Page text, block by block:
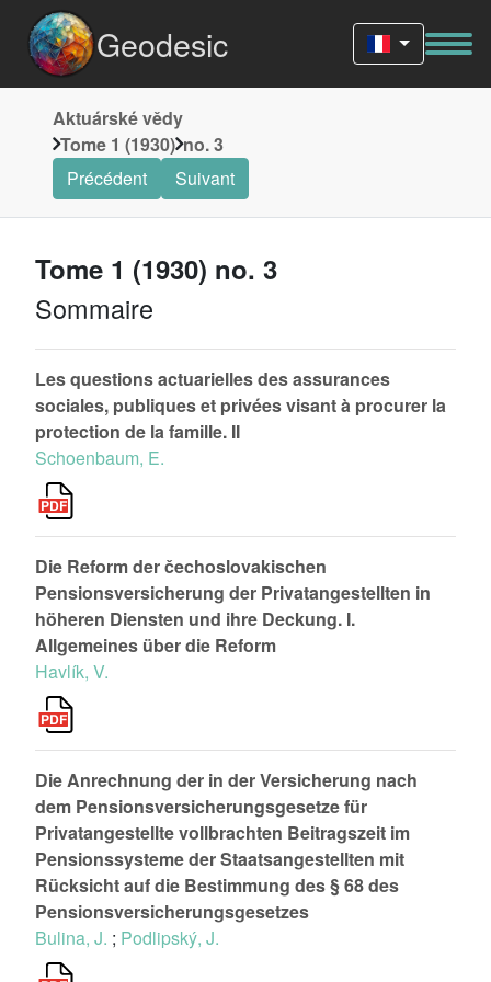
Geodesic
Aktuárské vědy
Tome 1 (1930) no. 3
Précédent
Suivant
Tome 1 (1930) no. 3
Sommaire
Les questions actuarielles des assurances
sociales, publiques et privées visant à procurer la
protection de la famille. II
Schoenbaum, E.
Die Reform der čechoslovakischen
Pensionsversicherung der Privatangestellten in
höheren Diensten und ihre Deckung. I.
Allgemeines über die Reform
Havlík, V.
Die Anrechnung der in der Versicherung nach
dem Pensionsversicherungsgesetze für
Privatangestellte vollbrachten Beitragszeit im
Pensionssysteme der Staatsangestellten mit
Rücksicht auf die Bestimmung des § 68 des
Pensionsversicherungsgesetzes
Bulina, J. ; Podlipský, J.